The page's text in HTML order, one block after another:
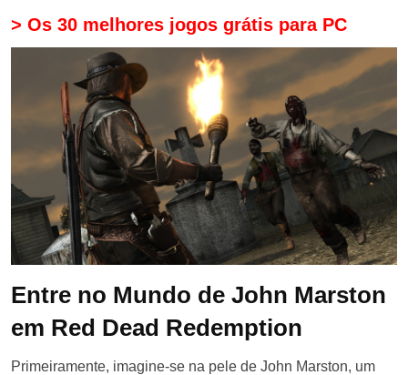
> Os 30 melhores jogos grátis para PC
Entre no Mundo de John Marston
em Red Dead Redemption
Primeiramente, imagine-se na pele de John Marston, um